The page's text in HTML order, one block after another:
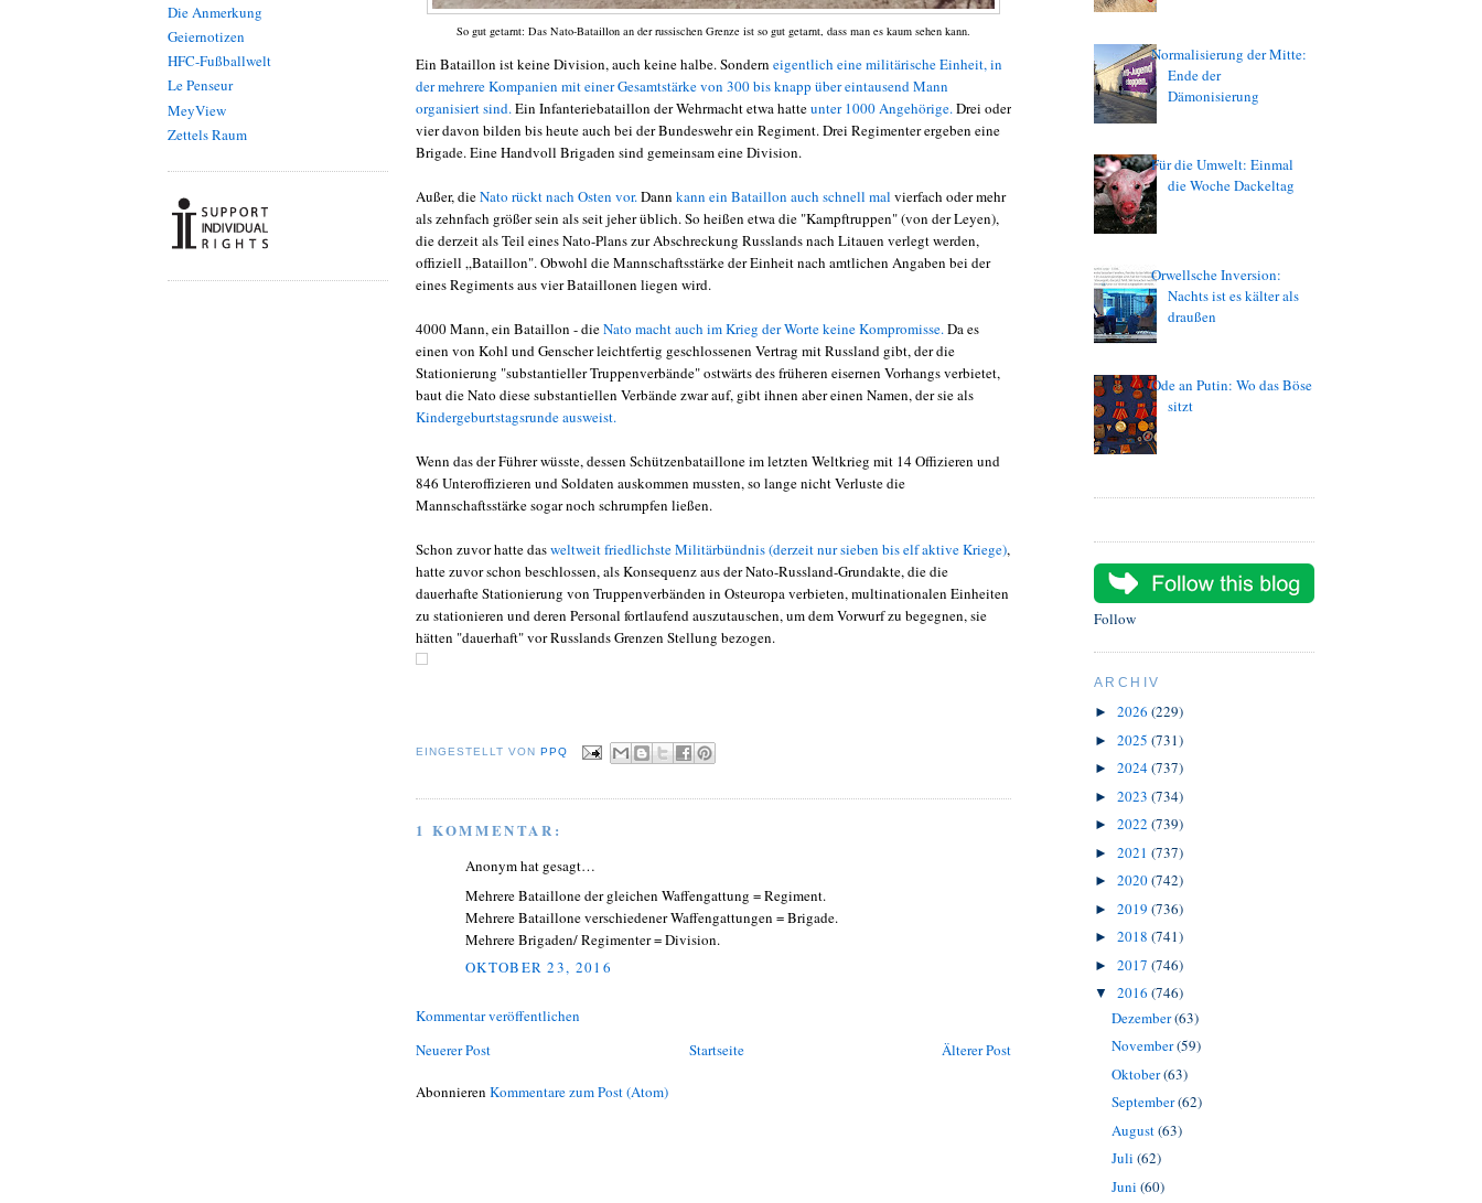
Die Anmerkung
Geiernotizen
HFC-Fußballwelt
Le Penseur
MeyView
Zettels Raum
So gut getarnt: Das Nato-Bataillon an der russischen Grenze ist so gut getarnt, dass man es kaum sehen kann.
Ein Bataillon ist keine Division, auch keine halbe. Sondern eigentlich eine militärische Einheit, in
der mehrere Kompanien mit einer Gesamtstärke von 300 bis knapp über eintausend Mann
organisiert sind.Ein Infanteriebataillon der Wehrmacht etwa hatteunter 1000 Angehörige.Drei oder
vier davon bilden bis heute auch bei der Bundeswehr ein Regiment. Drei Regimenter ergeben eine
Brigade. Eine Handvoll Brigaden sind gemeinsam eine Division.
Außer, dieNato rückt nach Osten vor.Dann kann ein Bataillon auch schnell mal vierfach oder mehr
als zehnfach größer sein als seit jeher üblich. So heißen etwa die "Kampftruppen" (von der Leyen),
die derzeit als Teil eines Nato-Plans zur Abschreckung Russlands nach Litauen verlegt werden,
offiziell „Bataillon". Obwohl die Mannschaftsstärke der Einheit nach amtlichen Angaben bei der
eines Regiments aus vier Bataillonen liegen wird.
4000 Mann, ein Bataillon - dieNato macht auch im Krieg der Worte keine Kompromisse.Da es
einen von Kohl und Genscher leichtfertig geschlossenen Vertrag mit Russland gibt, der die
Stationierung "substantieller Truppenverbände" ostwärts des früheren eisernen Vorhangs verbietet,
baut die Nato diese substantiellen Verbände zwar auf, gibt ihnen aber einen Namen, der sie als
Kindergeburtstagsrunde ausweist.
Wenn das der Führer wüsste, dessen Schützenbataillone im letzten Weltkrieg mit 14 Offizieren und
846 Unteroffizieren und Soldaten auskommen mussten, so lange nicht Verluste die
Mannschaftsstärke sogar noch schrumpfen ließen.
Schon zuvor hatte dasweltweit friedlichste Militärbündnis (derzeit nur sieben bis elf aktive Kriege),
hatte zuvor schon beschlossen, als Konsequenz aus der Nato-Russland-Grundakte, die die
dauerhafte Stationierung von Truppenverbänden in Osteuropa verbieten, multinationalen Einheiten
zu stationieren und deren Personal fortlaufend auszutauschen, um dem Vorwurf zu begegnen, sie
hätten "dauerhaft" vor Russlands Grenzen Stellung bezogen.
EINGESTELLT VONPPQ
1 KOMMENTAR:
Anonym hat gesagt…
Mehrere Bataillone der gleichen Waffengattung = Regiment.
Mehrere Bataillone verschiedener Waffengattungen = Brigade.
Mehrere Brigaden/ Regimenter = Division.
OKTOBER 23, 2016
Kommentar veröffentlichen
Neuerer Post
Älterer Post
Startseite
Abonnieren Kommentare zum Post (Atom)
Normalisierung der Mitte:
Ende der
Dämonisierung
Für die Umwelt: Einmal
die Woche Dackeltag
Orwellsche Inversion:
Nachts ist es kälter als
draußen
Ode an Putin: Wo das Böse
sitzt
Follow
ARCHIV
► 2026 (229)
► 2025 (731)
► 2024(737)
► 2023 (734)
► 2022 (739)
► 2021 (737)
► 2020(742)
► 2019 (736)
► 2018 (741)
► 2017 (746)
▼ 2016 (746)
Dezember(63)
November(59)
Oktober(63)
September(62)
August(63)
Juli (62)
Juni (60)